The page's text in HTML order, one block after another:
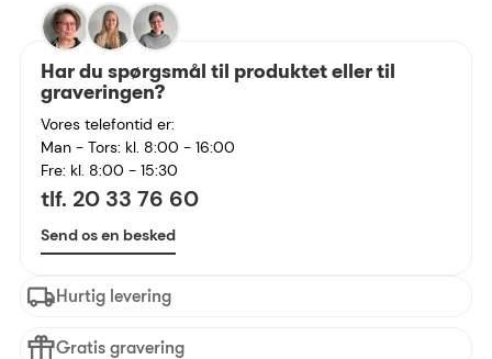
Har du spørgsmål til produktet eller til
graveringen?
Vores telefontid er:
Man - Tors: kl. 8:00 - 16:00
Fre: kl. 8:00 - 15:30
tlf. 20 33 76 60
Send os en besked
Hurtig levering
Gratis gravering